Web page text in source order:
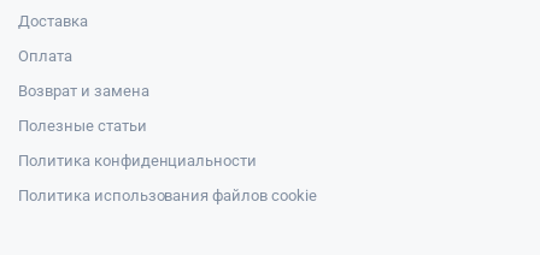
Доставка
Оплата
Возврат и замена
Полезные статьи
Политика конфиденциальности
Политика использования файлов cookie